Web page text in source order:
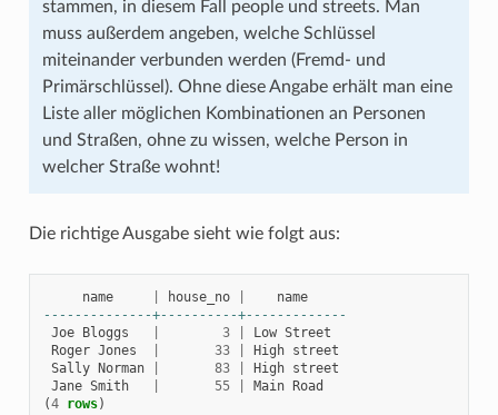
stammen, in diesem Fall people und streets. Man
muss außerdem angeben, welche Schlüssel
miteinander verbunden werden (Fremd- und
Primärschlüssel). Ohne diese Angabe erhält man eine
Liste aller möglichen Kombinationen an Personen
und Straßen, ohne zu wissen, welche Person in
welcher Straße wohnt!
Die richtige Ausgabe sieht wie folgt aus:
name house_no
name
--------------+----------+-------------
Joe Bloggs 3 Low Street
Roger Jones 33 High street
Sally Norman 83 High street
Jane Smith 55 Main Road
(4 rows)